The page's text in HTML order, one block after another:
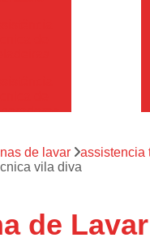
de
fogão
de lavar
assistencia
vila diva
de